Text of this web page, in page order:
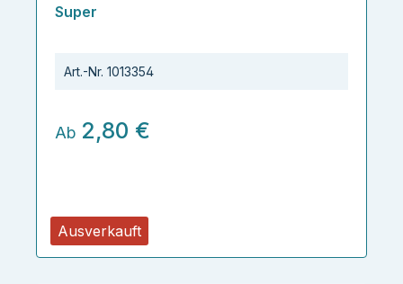
Ausverkauft
Super
Art.-Nr. 1013354
Ab 2,80 €